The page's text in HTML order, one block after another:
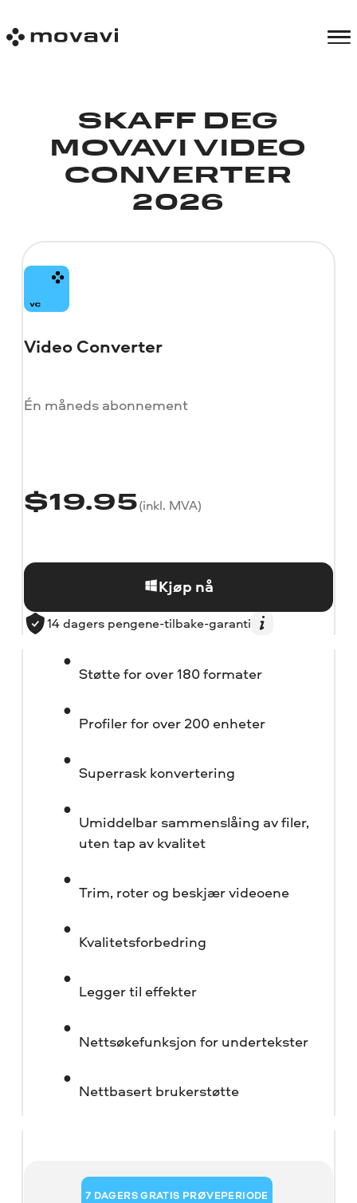
SKAFF DEG
MOVAVI VIDEO
CONVERTER
2026
Video Converter
Én måneds abonnement
$19.95(inkl. MVA)
Kjøp nå
14 dagers pengene-tilbake-garanti
Støtte for over 180 formater
Profiler for over 200 enheter
Superrask konvertering
Umiddelbar sammenslåing av filer,
uten tap av kvalitet
Trim, roter og beskjær videoene
Kvalitetsforbedring
Legger til effekter
Nettsøkefunksjon for undertekster
Nettbasert brukerstøtte
7 DAGERS GRATIS PRØVEPERIODE